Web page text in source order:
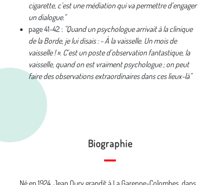
cigarette, c’est une médiation qui va permettre d’engager
un dialogue."
page 41-42 : "Quand un psychologue arrivait à la clinique
de la Borde, je lui disais : - À la vaisselle. Un mois de
vaisselle ! ». C’est un poste d’observation fantastique, la
vaisselle, quand on est vraiment psychologue ; on peut
faire des observations extraordinaires dans ces lieux-là"
Biographie
Né en 1924, Jean Oury grandit à La Garenne-Colombes, dans